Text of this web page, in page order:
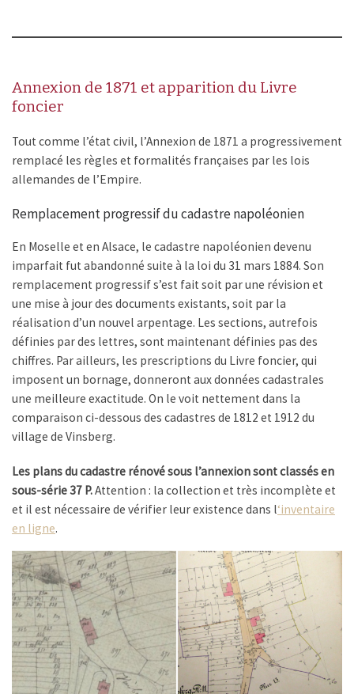
Annexion de 1871 et apparition du Livre
foncier
Tout comme l’état civil, l’Annexion de 1871 a progressivement
remplacé les règles et formalités françaises par les lois
allemandes de l’Empire.
Remplacement progressif du cadastre napoléonien
En Moselle et en Alsace, le cadastre napoléonien devenu
imparfait fut abandonné suite à la loi du 31 mars 1884. Son
remplacement progressif s’est fait soit par une révision et
une mise à jour des documents existants, soit par la
réalisation d’un nouvel arpentage. Les sections, autrefois
définies par des lettres, sont maintenant définies pas des
chiffres. Par ailleurs, les prescriptions du Livre foncier, qui
imposent un bornage, donneront aux données cadastrales
une meilleure exactitude. On le voit nettement dans la
comparaison ci-dessous des cadastres de 1812 et 1912 du
village de Vinsberg.
Les plans du cadastre rénové sous l’annexion sont classés en
sous-série 37 P.Attention : la collection et très incomplète et
et il est nécessaire de vérifier leur existence dans l‘inventaire
en ligne.